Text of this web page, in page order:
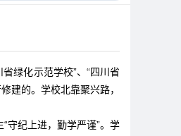
绿化示范学校”、“四川省
建的。学校北靠聚兴路，
守纪上进，勤学严谨”。学